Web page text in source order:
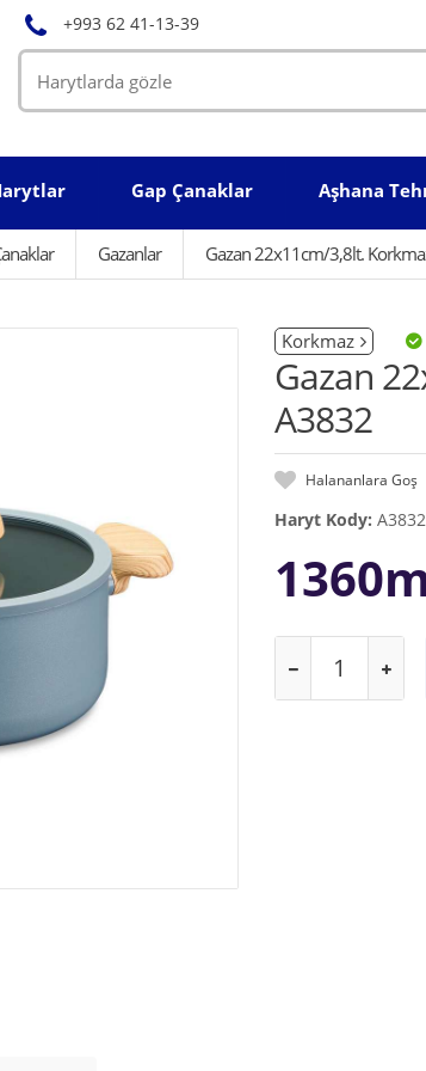
+993 62 41-13-39
Gap Çanaklar Aşhana
Gazanlar Gazan 22x11cm/3,8lt.
Korkmaz
Gazan
A3832
Halananlara Goş
Haryt Kody: A3832